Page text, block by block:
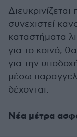
συνεχιστεί
καταστήματα
για το κοινό,
για την
μέσω
δέχονται.
Νέα μέτρα